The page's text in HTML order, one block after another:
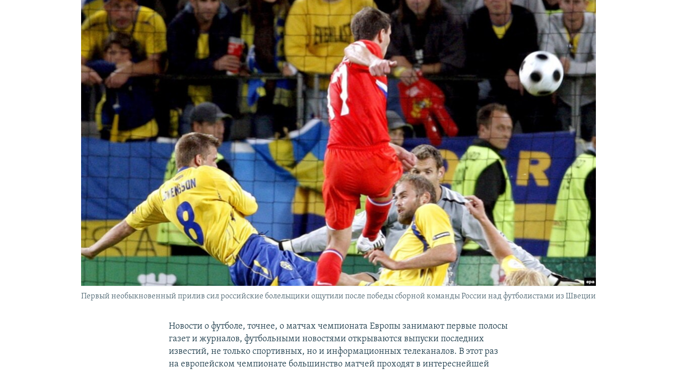
ПОДПИШИТЕСЬ НА РАССЫЛКУ
Первый необыкновенный прилив сил российские болельщики ощутили после победы сборной команды России над футболистами из Швеции
Новости о футболе, точнее, о матчах чемпионата Европы занимают первые полосы
газет и журналов, футбольными новостями открываются выпуски последних
известий, не только спортивных, но и информационных телеканалов. В этот раз
на европейском чемпионате большинство матчей проходят в интереснейшей